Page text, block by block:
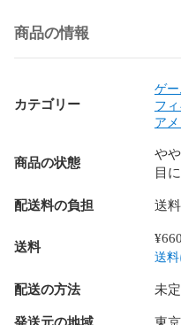
ただくか、画面下部にござ
さい。
商品は店頭、他サイトと在
中古品のため多少のキズ・
す。
商品には値札ラベルや管理
に伴うシールが貼りついて
未開封(メーカー検品による
商品の情報
カテゴリー
ゲ
フ
アメ
商品の状態
や
目
配送料の負担 送
送料
送
配送の方法 未
発送元の地域 東